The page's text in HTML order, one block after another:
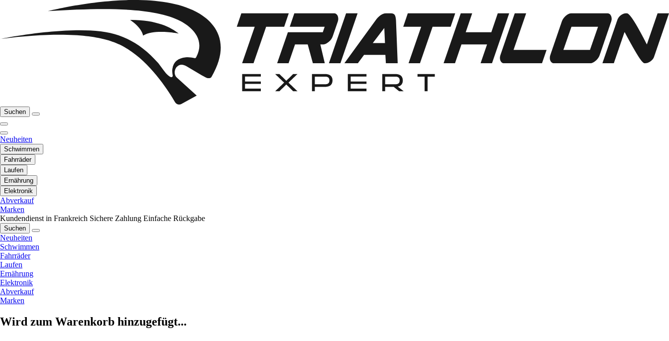
Suchen
Neuheiten
Schwimmen
Fahrräder
Laufen
Ernährung
Elektronik
Abverkauf
Marken
Kundendienst in Frankreich Sichere Zahlung Einfache Rückgabe
Suchen
Neuheiten
Schwimmen
Fahrräder
Laufen
Ernährung
Elektronik
Abverkauf
Marken
Wird zum Warenkorb hinzugefügt...